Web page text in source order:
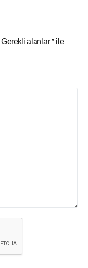
Gerekli alanlar*ile